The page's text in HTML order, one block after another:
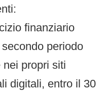
finanziario
periodo
propri siti
digitali, entro il 30